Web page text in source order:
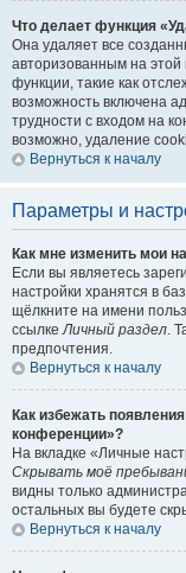
Что делает функция
Она удаляет все
авторизованным на
функции, такие как
возможность включена
трудности с входом на
возможно, удаление
Вернуться к началу
Параметры и
Как мне изменить мои
Если вы являетесь
настройки хранятся в
щёлкните на имени
ссылкеЛичный раздел.
предпочтения.
Вернуться к началу
Как избежать
конференции»?
На вкладке «Личные
Скрывать моё
видны только
остальных вы будете
Вернуться к началу